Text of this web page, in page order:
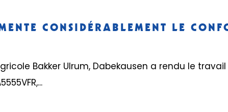
CONSIDÉRABLEMENT LE
Bakker Ulrum, Dabekausen a rendu le